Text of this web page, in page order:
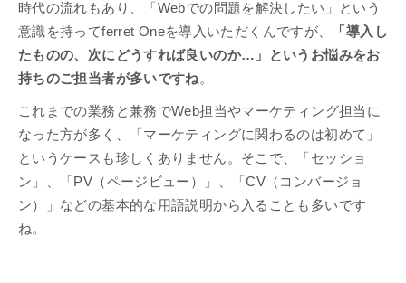
時代の流れもあり、「Webでの問題を解決したい」という
意識を持ってferret Oneを導入いただくんですが、
「導入し
たものの、次にどうすれば良いのか…」というお悩みをお
持ちのご担当者が多いですね。
これまでの業務と兼務でWeb担当やマーケティング担当に
なった方が多く、「マーケティングに関わるのは初めて」
というケースも珍しくありません。そこで、「セッショ
ン」、「PV（ページビュー）」、「CV（コンバージョ
ン）」などの基本的な用語説明から入ることも多いです
ね。